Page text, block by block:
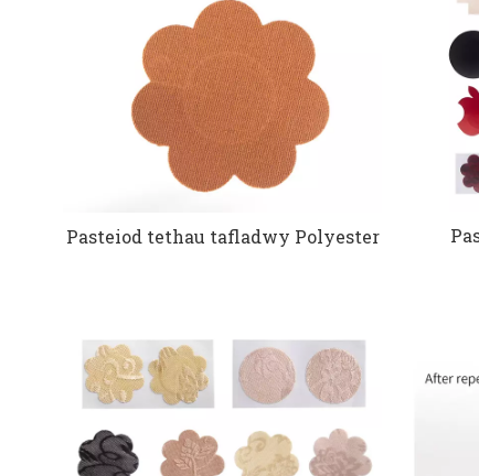
Pasteiod tethau tafladwy Polyester